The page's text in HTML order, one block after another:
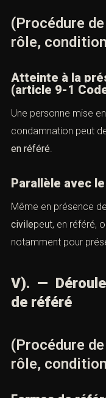
(Procédure
rôle,
Atteinte à la
(article 9-1
Une personne mise
condamnation peut
en référé.
Parallèle avec
Même en présence
civilepeut, en référé,
notamment pour
V). —
de référé
(Procédure
rôle,